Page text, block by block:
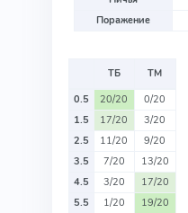
Поражение
ТБ
ТМ
0.5
20/20
0/20
1.5
17/20
3/20
2.5
11/20
9/20
3.5
7/20
13/20
4.5
3/20
17/20
5.5
1/20
19/20